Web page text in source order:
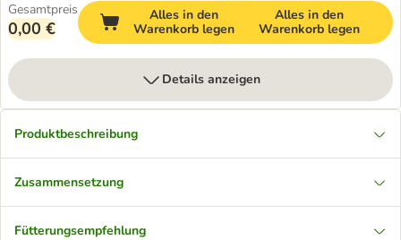
Gesamtpreis
0,00 €
Alles in den
Warenkorb legen
Alles in den
Warenkorb legen
Details anzeigen
Produktbeschreibung
Zusammensetzung
Fütterungsempfehlung